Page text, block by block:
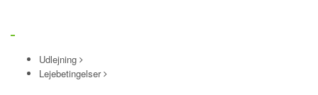
Udlejning
Lejebetingelser